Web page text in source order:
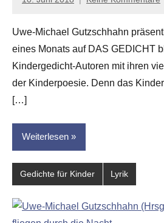
Anton
Leitner
Uwe-Michael Gutzschhahn
eines Monats auf DAS GEDICHT
Kindergedicht-Autoren mit ihren
der Kinderpoesie. Denn das
[…]
Weiterlesen
Gedichte für Kinder Lyrik